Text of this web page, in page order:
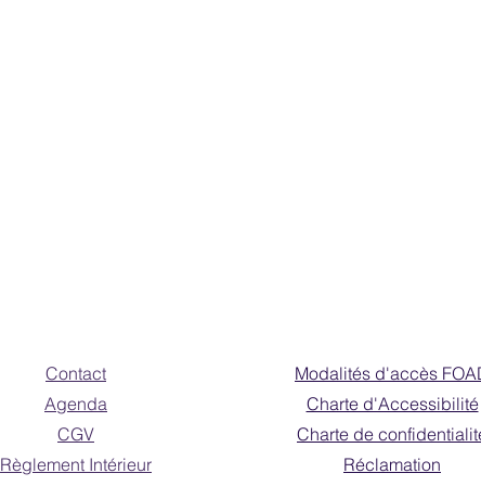
Contact
Agenda
CGV
Règlement Intérieur
Modalités d'accès
Charte d'Accessibilité
Charte de
Réclamation